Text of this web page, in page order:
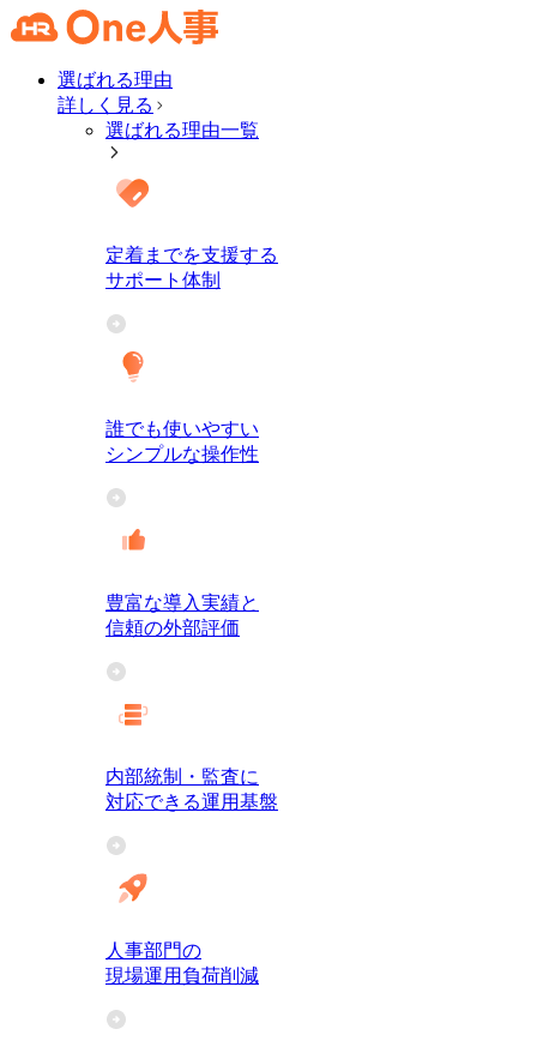
選ばれる理由
詳しく見る
選ばれる理由一覧
定着までを支援する
サポート体制
誰でも使いやすい
シンプルな操作性
豊富な導入実績と
信頼の外部評価
内部統制・監査に
対応できる運用基盤
人事部門の
現場運用負荷削減